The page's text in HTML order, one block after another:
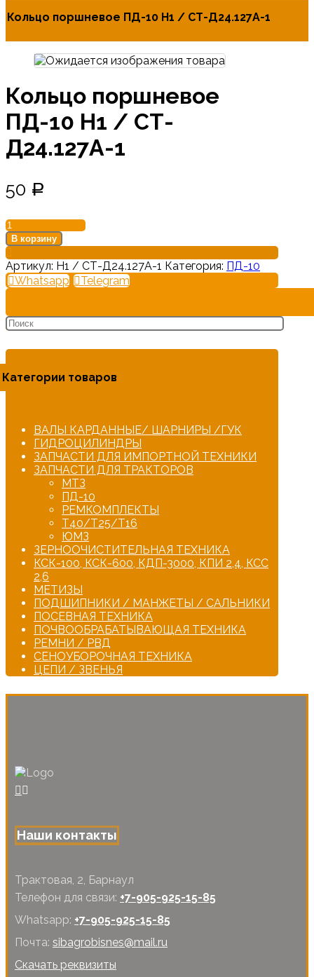
Кольцо поршневое ПД-10 Н1 / СТ-Д24.127А-1
Кольцо поршневое
ПД-10 Н1 / СТ-
Д24.127А-1
50 Р
Количество
товара
Кольцо
поршневое
ПД-10
Н1
СТ-
Д24.127А-1
В корзину
Артикул: Н1 / СТ-Д24.127А-1 Категория: ПД-10
Whatsapp
Telegram
Категории товаров
ВАЛЫ КАРДАННЫЕ/ ШАРНИРЫ /ГУК
ГИДРОЦИЛИНДРЫ
ЗАПЧАСТИ ДЛЯ ИМПОРТНОЙ ТЕХНИКИ
ЗАПЧАСТИ ДЛЯ ТРАКТОРОВ
МТЗ
ПД-10
РЕМКОМПЛЕКТЫ
Т40/Т25/Т16
ЮМЗ
ЗЕРНООЧИСТИТЕЛЬНАЯ ТЕХНИКА
КСК-100, КСК-600, КДП-3000, КПИ 2,4, КСС
2,6
МЕТИЗЫ
ПОДШИПНИКИ / МАНЖЕТЫ / САЛЬНИКИ
ПОСЕВНАЯ ТЕХНИКА
ПОЧВООБРАБАТЫВАЮЩАЯ ТЕХНИКА
РЕМНИ / РВД
СЕНОУБОРОЧНАЯ ТЕХНИКА
ЦЕПИ / ЗВЕНЬЯ
Наши контакты
Трактовая, 2, Барнаул
Телефон для связи: +7-905-925-15-85
Whatsapp: +7-905-925-15-85
Почта: sibagrobisnes@mail.ru
Скачать реквизиты